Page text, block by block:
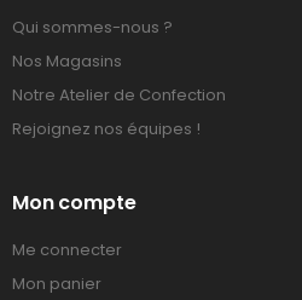
Qui sommes-nous ?
Nos Magasins
Notre Atelier de Confection
Rejoignez nos équipes !
Mon compte
Me connecter
Mon panier